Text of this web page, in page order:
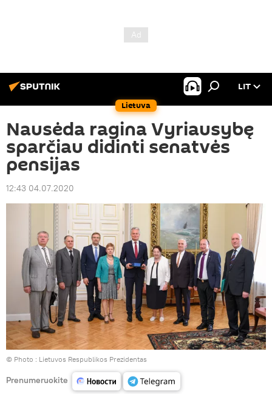
Lietuva
LIT
Nausėda ragina Vyriausybę
sparčiau didinti senatvės
pensijas
12:43 04.07.2020
© Photo : Lietuvos Respublikos Prezidentas
Prenumeruokite